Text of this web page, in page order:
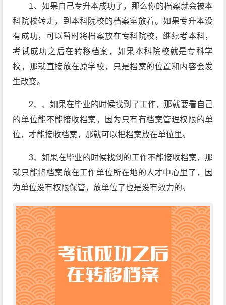
1、如果自己专升本成功了，那么你的档案就会被本
科院校转走，到本科院校的档案室放着。如果专升本没
有成功，可以暂时将档案放在专科院校，继续考本科，
考试成功之后在转移档案，如果本科院校就是专科学
校，那就直接放在原学校，只是档案的位置和内容会发
生改变。
2、、如果在毕业的时候找到了工作，那就要看自己
的单位能不能接收档案，因为只有有档案管理权限的单
位，才能接收档案，那就可以把档案放在单位里。
3、如果在毕业的时候找到的工作不能接收档案，那
就只能将档案放在工作单位所在地的人才中心里了，因
为单位没有权限保管，放单位了也是没有效力的。